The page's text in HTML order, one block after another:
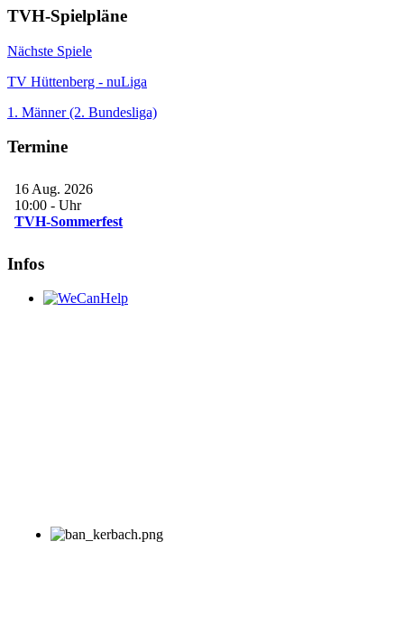
TVH-Spielpläne
Nächste Spiele
TV Hüttenberg - nuLiga
1. Männer (2. Bundesliga)
Termine
16 Aug. 2026
10:00 - Uhr
TVH-Sommerfest
Infos